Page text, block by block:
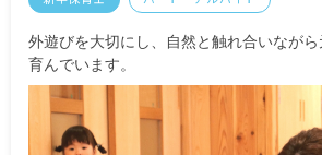
※試用期間3カ月／同条件
外遊びを大切にし、自然と触れ合いなが
育んでいます。